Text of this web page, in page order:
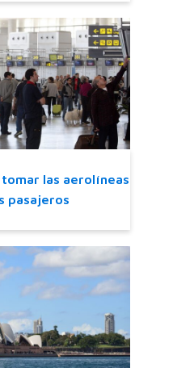
las aerolíneas
pasajeros